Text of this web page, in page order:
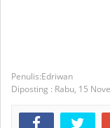
Edriwan
Diposting : Rabu, 15